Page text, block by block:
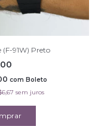
91W) Preto
com Boleto
sem juros